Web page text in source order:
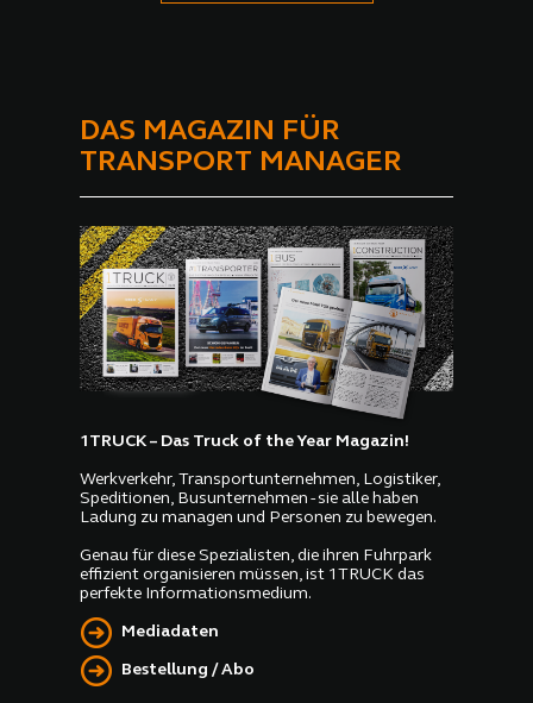
DAS MAGAZIN FÜR
TRANSPORT MANAGER
1TRUCK – Das Truck of the Year Magazin!
Werkverkehr, Transportunternehmen, Logistiker,
Speditionen, Busunternehmen - sie alle haben
Ladung zu managen und Personen zu bewegen.
Genau für diese Spezialisten, die ihren Fuhrpark
effizient organisieren müssen, ist 1TRUCK das
perfekte Informationsmedium.
Mediadaten
Bestellung / Abo